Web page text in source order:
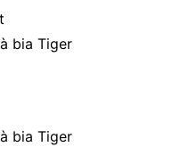
bia Tiger
bia Tiger